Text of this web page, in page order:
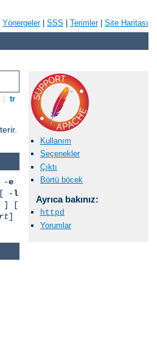
Yönergeler| SSS Terimler| Site Haritası
tr
Kullanım
Seçenekler
Çıktı
Börtü böcek
Ayrıca bakınız:
httpd
Yorumlar
-e
-l
] [
]